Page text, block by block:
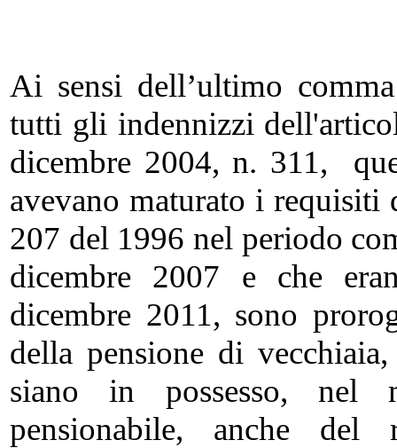
Ai sensi dell’ultimo
tutti gli indennizzi
dicembre 2004, n. 311,
avevano maturato i
207 del 1996 nel periodo
dicembre 2007 e che
dicembre 2011, sono
della pensione di
siano in possesso, nel
pensionabile, anche del